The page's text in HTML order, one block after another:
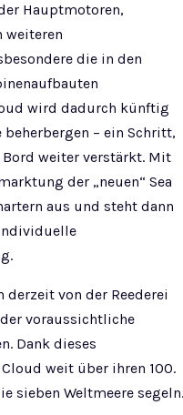
Hauptmotoren,
weiteren
die in den
wird dadurch künftig
beherbergen – ein Schritt,
weiter verstärkt. Mit
der „neuen“ Sea
aus und steht dann
derzeit von der Reederei
voraussichtliche
Dank dieses
weit über ihren 100.
sieben Weltmeere segeln.